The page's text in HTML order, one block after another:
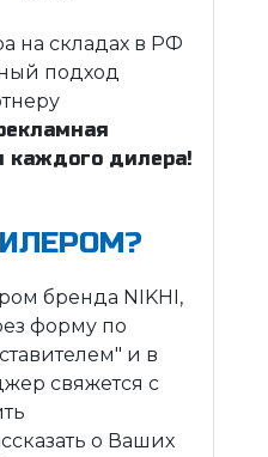
на складах в РФ
подход
каждого дилера!
бренда NIKHI,
форму по
и в
свяжется с
о Ваших